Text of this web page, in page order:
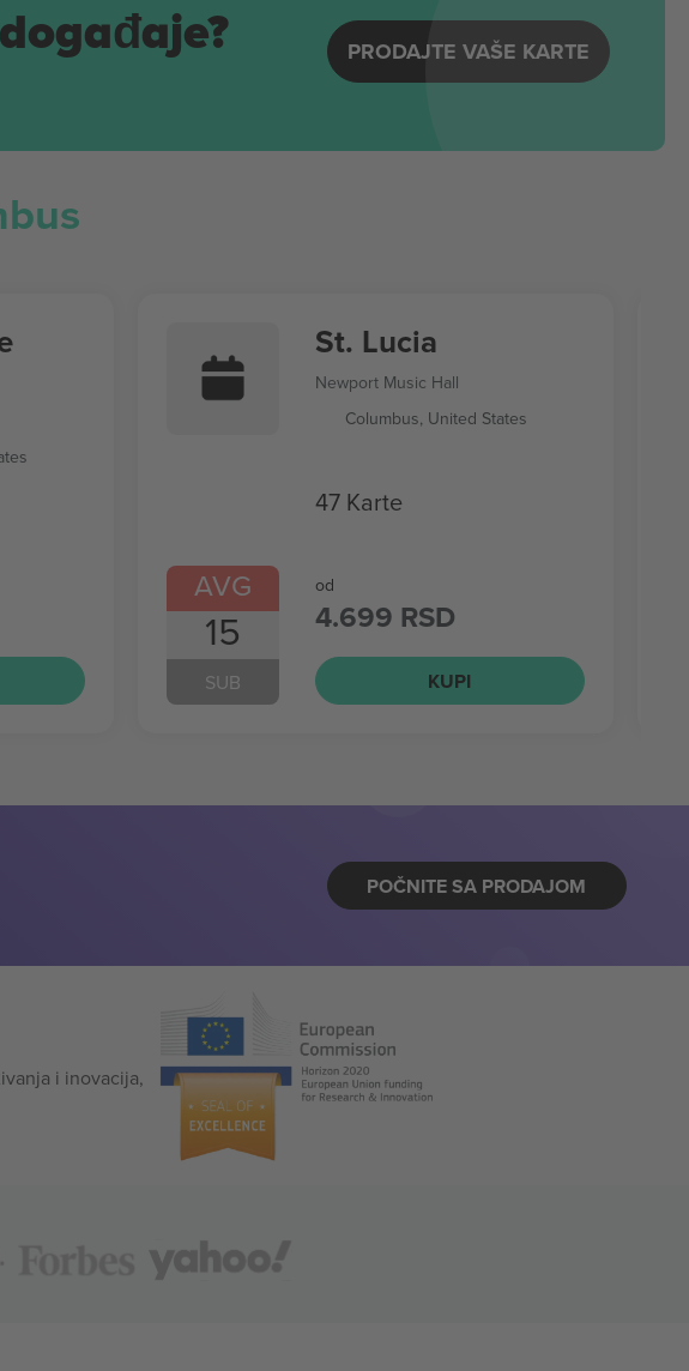
PRODAJTE VAŠE KARTE
AVG
15
SUB
St. Lucia
Newport Music Hall
Columbus, United States
47 Karte
od
4.699 RSD
KUPI
POČNITE SA PRODAJOM
i inovacija,